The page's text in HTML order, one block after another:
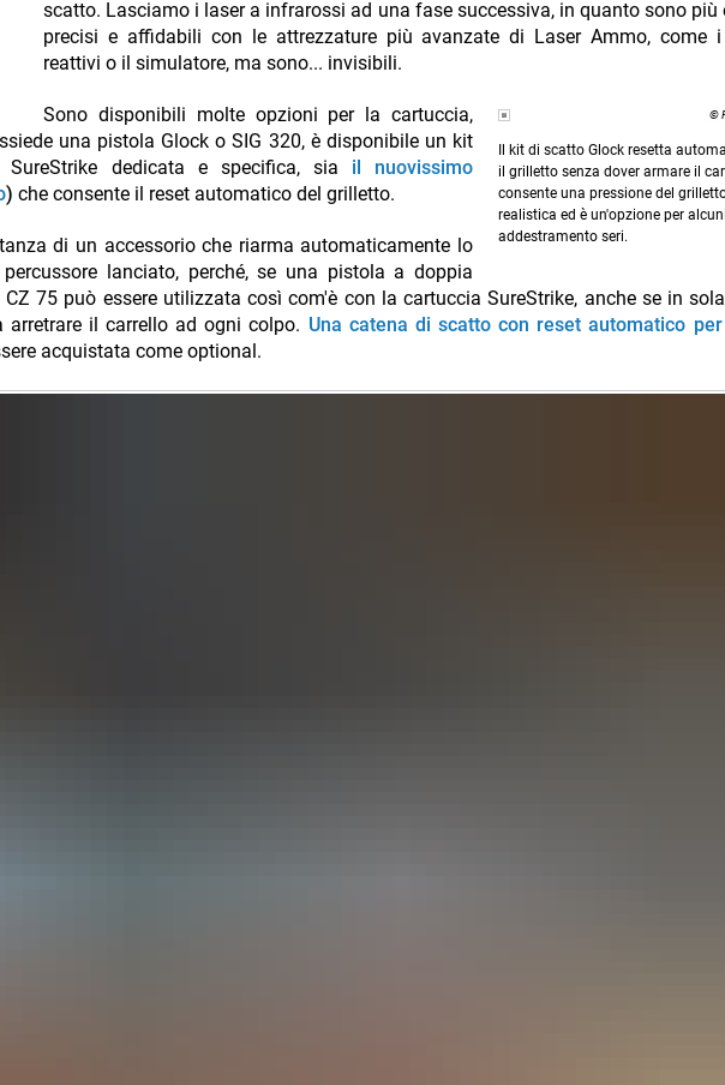
scatto. Lasciamo i laser a infrarossi ad una fase successiva, in quanto sono più
precisi e affidabili con le attrezzature più avanzate di Laser Ammo, come i
reattivi o il simulatore, ma sono... invisibili.
©
Il kit di scatto Glock resetta
il grilletto senza dover armare il
consente una pressione del
realistica ed è un'opzione per
addestramento seri.
Sono disponibili molte opzioni per la cartuccia,
una pistola Glock o SIG 320, è disponibile un kit
dedicata e specifica, sia il nuovissimo
) che consente il reset automatico del grilletto.
di un accessorio che riarma automaticamente lo
lanciato, perché, se una pistola a doppia
75 può essere utilizzata così com'è con la cartuccia SureStrike, anche se in
il carrello ad ogni colpo. Una catena di scatto con reset automatico
acquistata come optional.